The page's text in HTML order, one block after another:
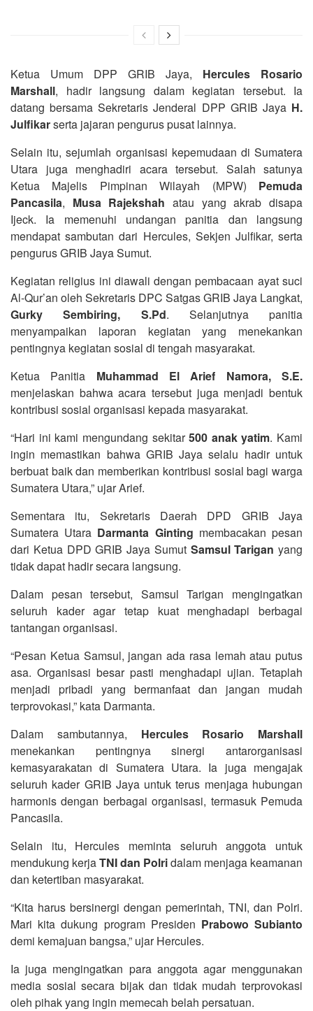
Ketua Umum DPP GRIB Jaya, Hercules Rosario
Marshall, hadir langsung dalam kegiatan tersebut. Ia
datang bersama Sekretaris Jenderal DPP GRIB Jaya H.
Julfikarserta jajaran pengurus pusat lainnya.
Selain itu, sejumlah organisasi kepemudaan di Sumatera
Utara juga menghadiri acara tersebut. Salah satunya
Ketua Majelis Pimpinan Wilayah (MPW) Pemuda
Pancasila, Musa Rajekshah atau yang akrab disapa
Ijeck. Ia memenuhi undangan panitia dan langsung
mendapat sambutan dari Hercules, Sekjen Julfikar, serta
pengurus GRIB Jaya Sumut.
Kegiatan religius ini diawali dengan pembacaan ayat suci
Al-Qur’an oleh Sekretaris DPC Satgas GRIB Jaya Langkat,
Gurky Sembiring, S.Pd. Selanjutnya panitia
menyampaikan laporan kegiatan yang menekankan
pentingnya kegiatan sosial di tengah masyarakat.
Ketua Panitia Muhammad El Arief Namora, S.E.
menjelaskan bahwa acara tersebut juga menjadi bentuk
kontribusi sosial organisasi kepada masyarakat.
“Hari ini kami mengundang sekitar500 anak yatim. Kami
ingin memastikan bahwa GRIB Jaya selalu hadir untuk
berbuat baik dan memberikan kontribusi sosial bagi warga
Sumatera Utara,” ujar Arief.
Sementara itu, Sekretaris Daerah DPD GRIB Jaya
Sumatera Utara Darmanta Ginting membacakan pesan
dari Ketua DPD GRIB Jaya Sumut Samsul Tarigan yang
tidak dapat hadir secara langsung.
Dalam pesan tersebut, Samsul Tarigan mengingatkan
seluruh kader agar tetap kuat menghadapi berbagai
tantangan organisasi.
“Pesan Ketua Samsul, jangan ada rasa lemah atau putus
asa. Organisasi besar pasti menghadapi ujian. Tetaplah
menjadi pribadi yang bermanfaat dan jangan mudah
terprovokasi,” kata Darmanta.
Dalam sambutannya, Hercules Rosario Marshall
menekankan pentingnya sinergi antarorganisasi
kemasyarakatan di Sumatera Utara. Ia juga mengajak
seluruh kader GRIB Jaya untuk terus menjaga hubungan
harmonis dengan berbagai organisasi, termasuk Pemuda
Pancasila.
Selain itu, Hercules meminta seluruh anggota untuk
mendukung kerjaTNI dan Polridalam menjaga keamanan
dan ketertiban masyarakat.
“Kita harus bersinergi dengan pemerintah, TNI, dan Polri.
Mari kita dukung program Presiden Prabowo Subianto
demi kemajuan bangsa,” ujar Hercules.
Ia juga mengingatkan para anggota agar menggunakan
media sosial secara bijak dan tidak mudah terprovokasi
oleh pihak yang ingin memecah belah persatuan.